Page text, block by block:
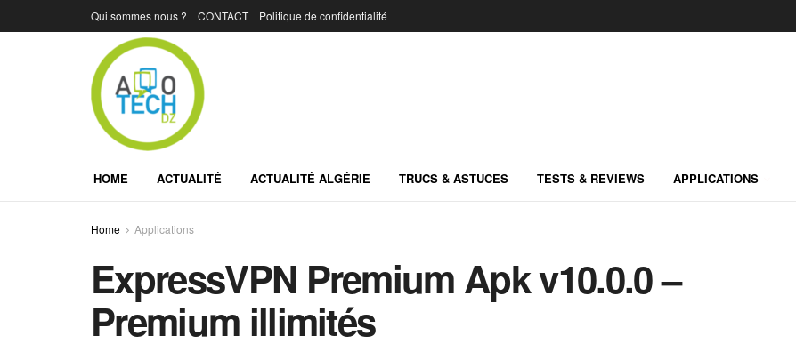
Qui sommes nous ? CONTACT Politique de confidentialité
HOME ACTUALITÉ ACTUALITÉ ALGÉRIE TRUCS & ASTUCES TESTS & REVIEWS APPLICATIONS
Home Applications
ExpressVPN Premium Apk v10.0.0 –
Premium illimités